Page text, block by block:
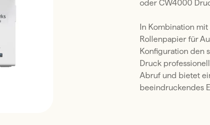
oder CW4000
In Kombination
Rollenpapier für
Konfiguration den
Druck
Abruf und bietet
beeindruckendes